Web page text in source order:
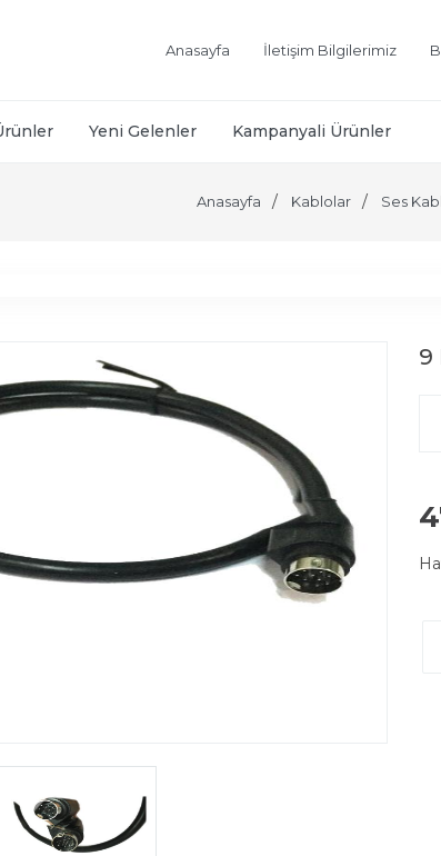
Anasayfa İletişim Bilgilerimiz
Yeni Gelenler Kampanyali Ürünler
Anasayfa Kablolar Ses
9